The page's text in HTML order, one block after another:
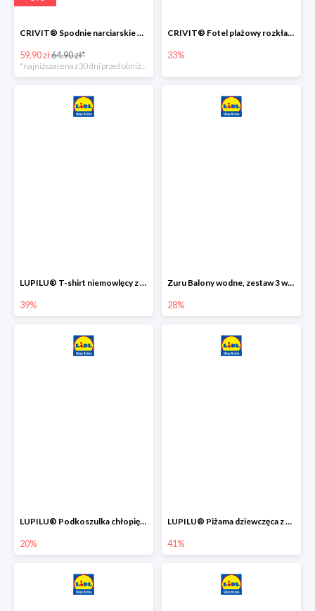
CRIVIT® Spodnie narciarskie dziewczęce
59.90 zł64.90 zł*
*najniższa cena z 30 dni przed obniżką
CRIVIT® Fotel plażowy rozkładany / Brodzik dziecięcy
33%
LUPILU® T-shirt niemowlęcy z biobawełny -39%
39%
Zuru Balony wodne, zestaw 3 wiązek -28%
28%
LUPILU® Podkoszulka chłopięca z bawełny -20%
20%
LUPILU® Piżama dziewczęca z bawełny -41%
41%